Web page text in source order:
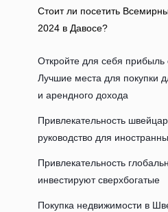
Стоит ли посетить
2024 в Давосе?
Откройте для себя
Лучшие места для покупки
и арендного дохода
Привлекательность
руководство для
Привлекательность
инвестируют сверхбогатые
Покупка недвижимости в